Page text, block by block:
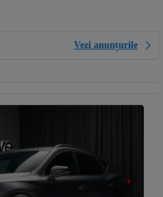
Vezi anunțurile